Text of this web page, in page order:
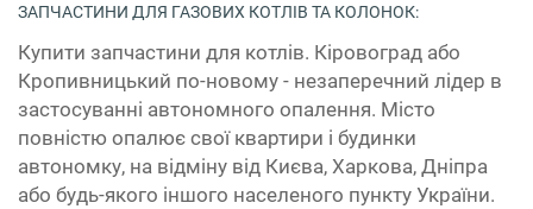
ЗАПЧАСТИНИ ДЛЯ ГАЗОВИХ КОТЛІВ ТА КОЛОНОК:
Купити запчастини для котлів. Кіровоград або
Кропивницький по-новому - незаперечний лідер в
застосуванні автономного опалення. Місто
повністю опалює свої квартири і будинки
автономку, на відміну від Києва, Харкова, Дніпра
або будь-якого іншого населеного пункту України.